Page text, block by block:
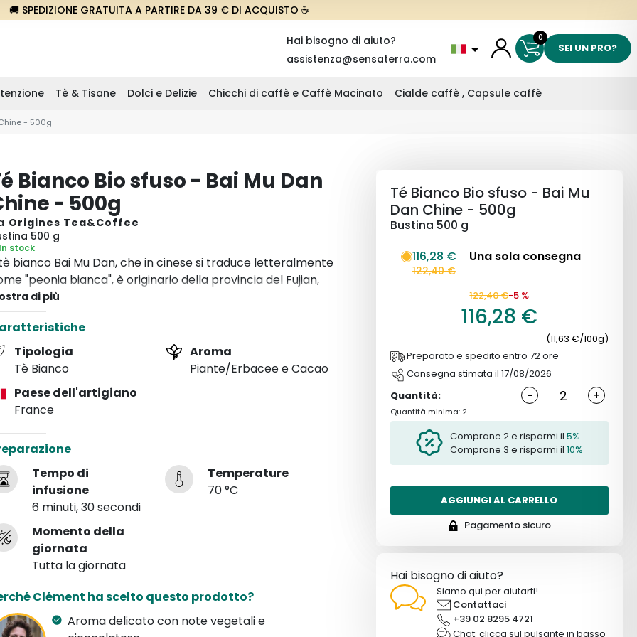
🚚 SPEDIZIONE GRATUITA A PARTIRE DA 39 € DI ACQUISTO ☕
Hai bisogno di aiuto?
assistenza@sensaterra.com
0
SEI UN PRO?
Tè & Tisane Dolci e Delizie Chicchi di caffè e Caffè Macinato Cialde caffè , Capsule caffè
- 500g
Bianco Bio sfuso - Bai Mu Dan
- 500g
Origines Tea&Coffee
500 g
stock
bianco Bai Mu Dan, che in cinese si traduce letteralmente
"peonia bianca", è originario della provincia del Fujian,
Cina orientale. Il processo di essiccazione naturale, che è
simile a quello delle nostre tisane e richiede
poco sofisticate, fa ipotizzare che il tè bianco sia
uno dei primi tè inventati dall'uomo. Il té Bai Mu Dan
una miscela omogenea di germogli argentati e foglie
di cacao fermentate, questo té può essere degustato in
momento della giornata. Perfetto da accompagnare
frutta secca, piatti dall'aroma delicato, prodotti caseari
o dolci.
di più
Tipologia
Tè Bianco
Aroma
Piante/Erbacee e Cacao
Paese dell'artigiano
France
Tempo di
infusione
6 minuti, 30 secondi
Temperature
70 °C
Momento della
giornata
Tutta la giornata
Clément ha scelto questo prodotto?
Aroma delicato con note vegetali e
Té Bianco Bio sfuso - Bai Mu
Dan Chine - 500g
Bustina 500 g
116,28 €
122,40 €
Una sola consegna
122,40 €-5 %
116,28 €
(11,63 €/100g)
Preparato e spedito entro 72 ore
Consegna stimata il 17/08/2026
Quantità:
- +
Quantità minima: 2
Comprane 2 e risparmi il 5%
Comprane 3 e risparmi il 10%
AGGIUNGI AL CARRELLO
Pagamento sicuro
Hai bisogno di aiuto?
Siamo qui per aiutarti!
Contattaci
+39 02 8295 4721
Chat: clicca sul pulsante in basso